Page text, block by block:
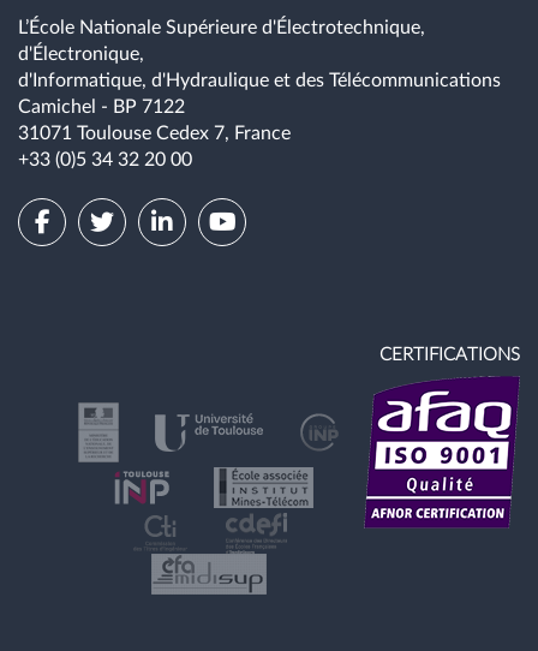
L’École Nationale Supérieure d'Électrotechnique,
d'Électronique,
d'Informatique, d'Hydraulique et des Télécommunications
Camichel - BP 7122
31071 Toulouse Cedex 7, France
+33 (0)5 34 32 20 00
CERTIFICATIONS